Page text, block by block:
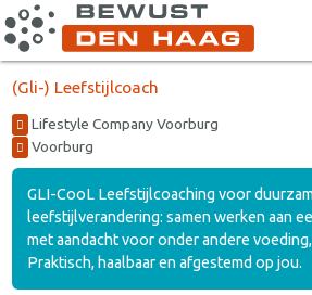
(Gli-) Leefstijlcoach
Lifestyle Company Voorburg
Voorburg
GLI-CooL Leefstijlcoaching voor
leefstijlverandering: samen werken aan
met aandacht voor onder andere
Praktisch, haalbaar en afgestemd op jou.